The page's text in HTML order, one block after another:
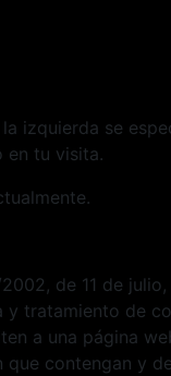
izquierda se
en tu visita.
de 11 de
de
a una página
contengan y